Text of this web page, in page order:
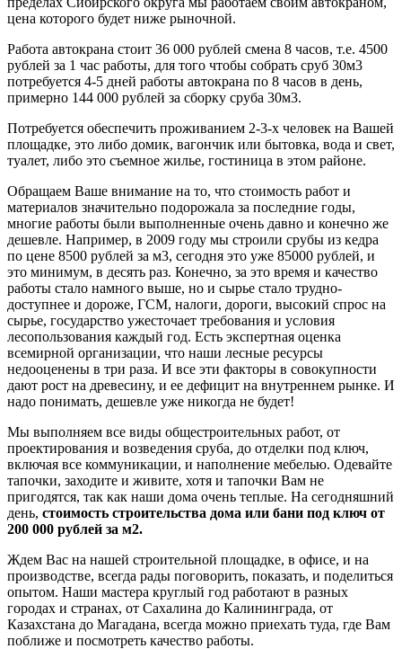
цена которого будет ниже рыночной.
Работа автокрана стоит 36 000 рублей смена 8 часов, т.е. 4500
рублей за 1 час работы, для того чтобы собрать сруб 30м3
потребуется 4-5 дней работы автокрана по 8 часов в день,
примерно 144 000 рублей за сборку сруба 30м3.
Потребуется обеспечить проживанием 2-3-х человек на Вашей
площадке, это либо домик, вагончик или бытовка, вода и свет,
туалет, либо это съемное жилье, гостиница в этом районе.
Обращаем Ваше внимание на то, что стоимость работ и
материалов значительно подорожала за последние годы,
многие работы были выполненные очень давно и конечно же
дешевле. Например, в 2009 году мы строили срубы из кедра
по цене 8500 рублей за м3, сегодня это уже 85000 рублей, и
это минимум, в десять раз. Конечно, за это время и качество
работы стало намного выше, но и сырье стало трудно-
доступнее и дороже, ГСМ, налоги, дороги, высокий спрос на
сырье, государство ужесточает требования и условия
лесопользования каждый год. Есть экспертная оценка
всемирной организации, что наши лесные ресурсы
недооценены в три раза. И все эти факторы в совокупности
дают рост на древесину, и ее дефицит на внутреннем рынке. И
надо понимать, дешевле уже никогда не будет!
Мы выполняем все виды общестроительных работ, от
проектирования и возведения сруба, до отделки под ключ,
включая все коммуникации, и наполнение мебелью. Одевайте
тапочки, заходите и живите, хотя и тапочки Вам не
пригодятся, так как наши дома очень теплые. На сегодняшний
день, стоимость строительства дома или бани под ключ от
200 000 рублей за м2.
Ждем Вас на нашей строительной площадке, в офисе, и на
производстве, всегда рады поговорить, показать, и поделиться
опытом. Наши мастера круглый год работают в разных
городах и странах, от Сахалина до Калининграда, от
Казахстана до Магадана, всегда можно приехать туда, где Вам
поближе и посмотреть качество работы.